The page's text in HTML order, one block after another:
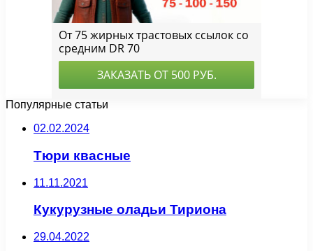
Популярные статьи
02.02.2024
Тюри квасные
11.11.2021
Кукурузные оладьи Тириона
29.04.2022